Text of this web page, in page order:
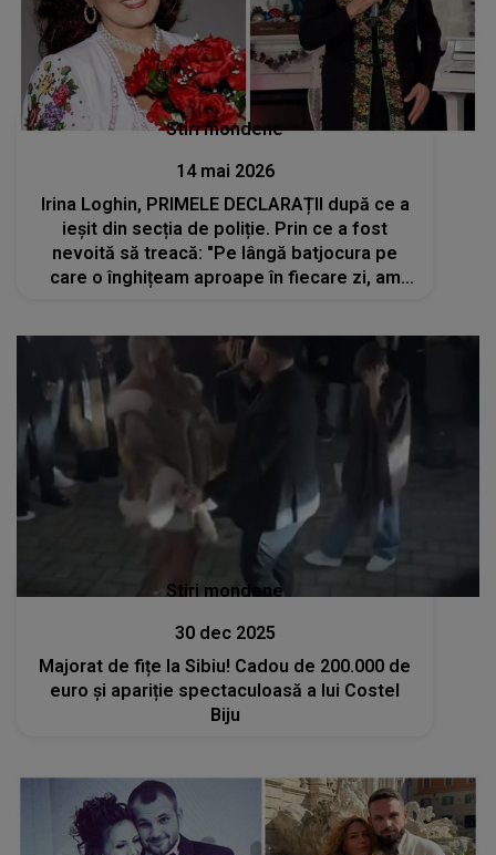
Stiri mondene
14 mai 2026
Irina Loghin, PRIMELE DECLARAȚII după ce a
ieșit din secția de poliție. Prin ce a fost
nevoită să treacă: "Pe lângă batjocura pe
care o înghițeam aproape în fiecare zi, am
Stiri mondene
30 dec 2025
Majorat de fițe la Sibiu! Cadou de 200.000 de
euro și apariție spectaculoasă a lui Costel
Biju